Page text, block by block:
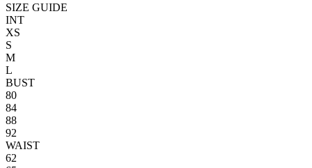
SIZE GUIDE
INT
XS
S
M
L
BUST
80
84
88
92
WAIST
62